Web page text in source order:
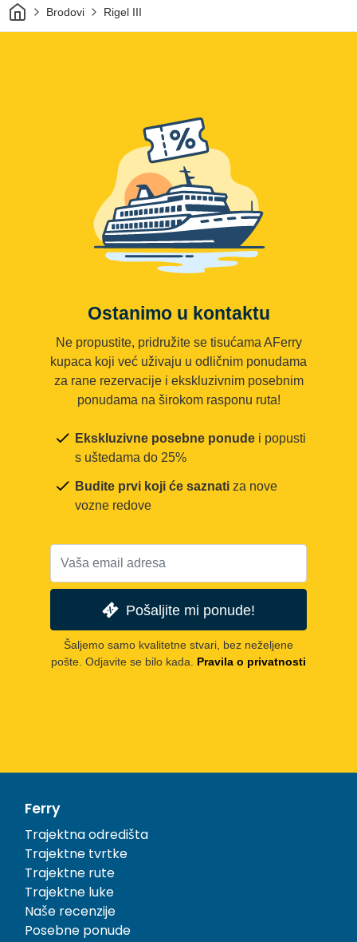
DomBrodovi Rigel III
Ostanimo u kontaktu
Ne propustite, pridružite se tisućama AFerry
kupaca koji već uživaju u odličnim ponudama
za rane rezervacije i ekskluzivnim posebnim
ponudama na širokom rasponu ruta!
Ekskluzivne posebne ponude i popusti
s uštedama do 25%
Budite prvi koji će saznati za nove
vozne redove
Pošaljite mi ponude!
Šaljemo samo kvalitetne stvari, bez neželjene
pošte. Odjavite se bilo kada.
Pravila o privatnosti
Ferry
Trajektna odredišta
Trajektne tvrtke
Trajektne rute
Trajektne luke
Naše recenzije
Posebne ponude